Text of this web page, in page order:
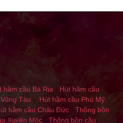
hầm cầu Bà Rịa - Hút hầm cầu
Tàu - Hút hầm cầu Phú Mỹ -
hầm cầu Châu Đức - Thông bồn
Xuyên Mộc - Thông bồn cầu